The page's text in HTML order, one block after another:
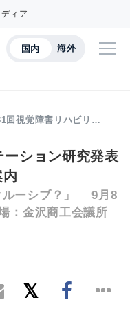
ィア
国内 海外
回視覚障害リハビリ…
ション研究発表
ルーシブ？」 9月8
：金沢商工会議所